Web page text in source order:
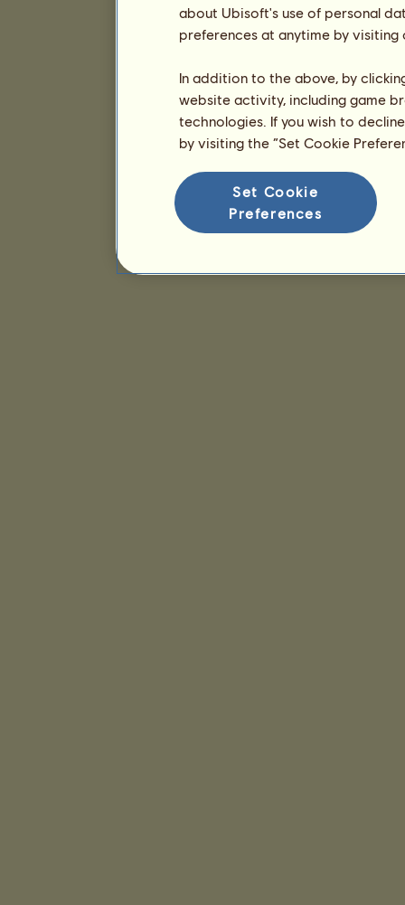
about Ubisoft's use of personal
preferences at anytime by
In addition to the above, by
website activity, including game
technologies. If you wish to
by visiting the “Set Cookie
Set Cookie
Preferences